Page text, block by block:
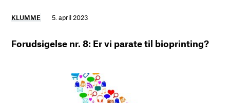
KLUMME 5. april 2023
Forudsigelse nr. 8: Er vi parate til bioprinting?